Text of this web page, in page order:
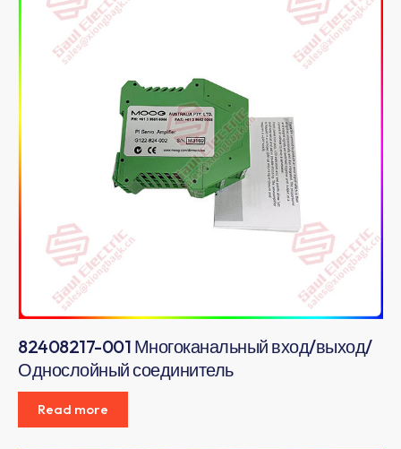
82408217-001 Многоканальный вход/выход/
Однослойный соединитель
Read more